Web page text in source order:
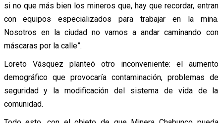
si no que más bien los mineros que, hay que recordar, entran
con equipos especializados para trabajar en la mina.
Nosotros en la ciudad no vamos a andar caminando con
máscaras por la calle”.
Loreto Vásquez planteó otro inconveniente: el aumento
demográfico que provocaría contaminación, problemas de
seguridad y la modificación del sistema de vida de la
comunidad.